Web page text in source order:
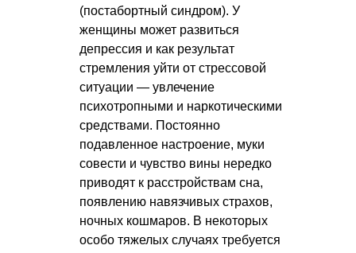
(постабортный синдром). У
женщины может развиться
депрессия и как результат
стремления уйти от стрессовой
ситуации — увлечение
психотропными и наркотическими
средствами. Постоянно
подавленное настроение, муки
совести и чувство вины нередко
приводят к расстройствам сна,
появлению навязчивых страхов,
ночных кошмаров. В некоторых
особо тяжелых случаях требуется